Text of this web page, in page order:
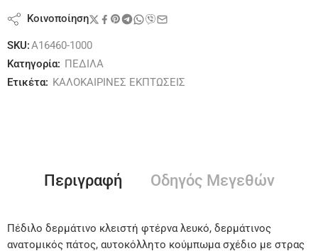
Κοινοποίηση
SKU:A16460-1000
Κατηγορία: ΠΕΔΙΛΑ
Ετικέτα: ΚΑΛΟΚΑΙΡΙΝΕΣ ΕΚΠΤΩΣΕΙΣ
Περιγραφή Οδηγός Μεγεθών
Πέδιλο δερμάτινο κλειστή φτέρνα λευκό, δερμάτινος
ανατομικός πάτος, αυτοκόλλητο κούμπωμα σχέδιο με στρας